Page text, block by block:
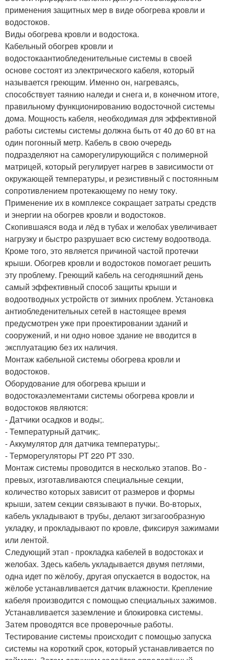
применения защитных мер в виде обогрева кровли и
водостоков.
Виды обогрева кровли и водостока.
Кабельный обогрев кровли и
водостокаантиобледенительные системы в своей
основе состоят из электрического кабеля, который
называется греющим. Именно он, нагреваясь,
способствует таянию наледи и снега и, в конечном итоге,
правильному функционированию водосточной системы
дома. Мощность кабеля, необходимая для эффективной
работы системы системы должна быть от 40 до 60 вт на
один погонный метр. Кабель в свою очередь
подразделяют на саморегулирующийся с полимерной
матрицей, который регулирует нагрев в зависимости от
окружающей температуры, и резистивный с постоянным
сопротивлением протекающему по нему току.
Применение их в комплексе сокращает затраты средств
и энергии на обогрев кровли и водостоков.
Скопившаяся вода и лёд в тубах и желобах увеличивает
нагрузку и быстро разрушает всю систему водоотвода.
Кроме того, это является причиной частой протечки
крыши. Обогрев кровли и водостоков помогает решить
эту проблему. Греющий кабель на сегодняшний день
самый эффективный способ защиты крыши и
водоотводных устройств от зимних проблем. Установка
антиобледенительных сетей в настоящее время
предусмотрен уже при проектировании зданий и
сооружений, и ни одно новое здание не вводится в
эксплуатацию без их наличия.
Монтаж кабельной системы обогрева кровли и
водостоков.
Оборудование для обогрева крыши и
водостокаэлементами системы обогрева кровли и
водостоков являются:
- Датчики осадков и воды;.
- Температурный датчик;.
- Аккумулятор для датчика температуры;.
- Терморегуляторы РТ 220 РТ 330.
Монтаж системы проводится в несколько этапов. Во -
превых, изготавливаются специальные секции,
количество которых зависит от размеров и формы
крыши, затем секции связывают в пучки. Во-вторых,
кабель укладывают в трубы, делают зигзагообразную
укладку, и прокладывают по кровле, фиксируя зажимами
или лентой.
Следующий этап - прокладка кабелей в водостоках и
желобах. Здесь кабель укладывается двумя петлями,
одна идет по жёлобу, другая опускается в водосток, на
жёлобе устанавливается датчик влажности. Крепление
кабеля производится с помощью специальных зажимов.
Устанавливается заземление и блокировка системы.
Затем проводятся все проверочные работы.
Тестирование системы происходит с помощью запуска
системы на короткий срок, который устанавливается по